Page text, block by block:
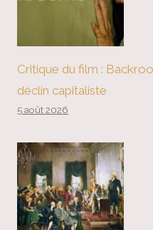
Critique du film :
déclin capitaliste
5 août 2026